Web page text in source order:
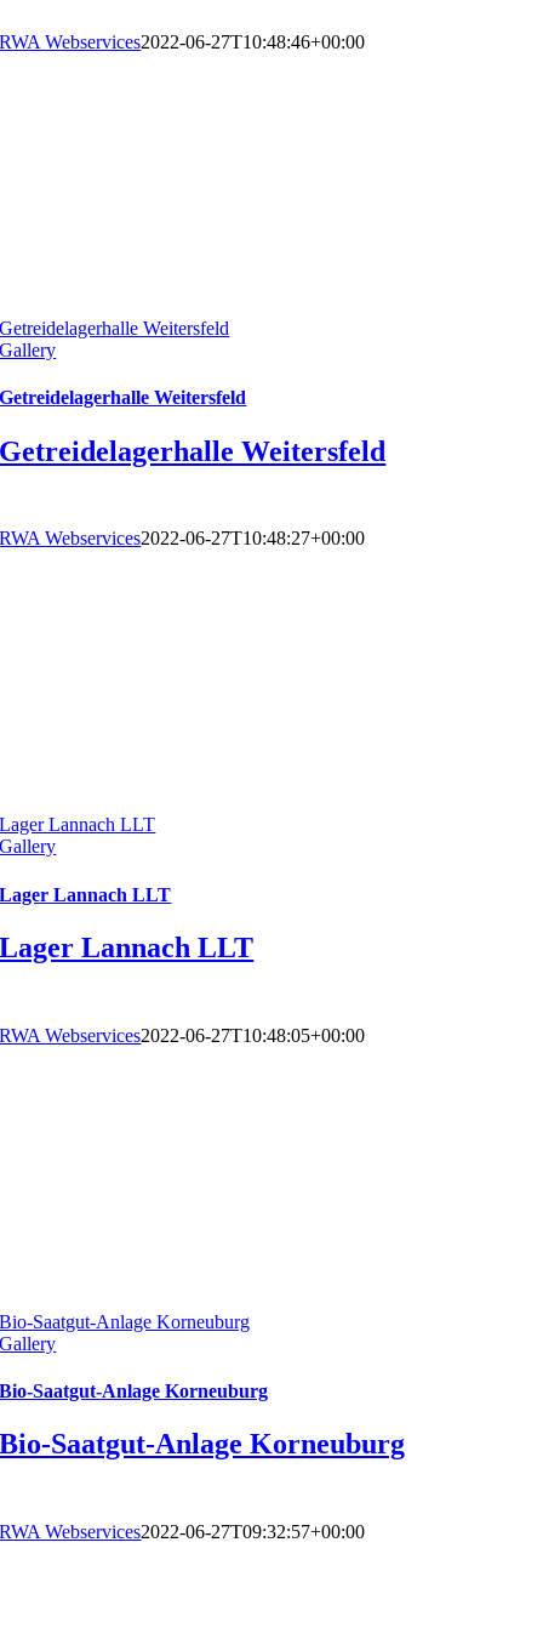
RWA Webservices2022-06-27T10:48:46+00:00
Getreidelagerhalle Weitersfeld
Gallery
Getreidelagerhalle Weitersfeld
Getreidelagerhalle Weitersfeld
RWA Webservices2022-06-27T10:48:27+00:00
Lager Lannach LLT
Gallery
Lager Lannach LLT
Lager Lannach LLT
RWA Webservices2022-06-27T10:48:05+00:00
Bio-Saatgut-Anlage Korneuburg
Gallery
Bio-Saatgut-Anlage Korneuburg
Bio-Saatgut-Anlage Korneuburg
RWA Webservices2022-06-27T09:32:57+00:00